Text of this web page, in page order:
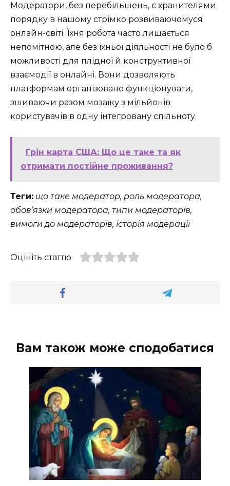
Модератори, без перебільшень, є хранителями
порядку в нашому стрімко розвиваючомуся
онлайн-світі. Їхня робота часто лишається
непомітною, але без їхньої діяльності не було б
можливості для плідної й конструктивної
взаємодії в онлайні. Вони дозволяють
платформам організовано функціонувати,
зшиваючи разом мозаїку з мільйонів
користувачів в одну інтегровану спільноту.
Грін карта США: Що це таке та як
отримати постійне проживання?
Теги: що таке модератор, роль модератора,
обов’язки модератора, типи модераторів,
вимоги до модераторів, історія модерації
Оцініть статтю
Вам також може сподобатися